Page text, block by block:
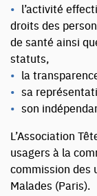
l’activité
droits des
de santé ainsi
statuts,
la
sa
son
L’Association
usagers à la
commission des
Malades (Paris).